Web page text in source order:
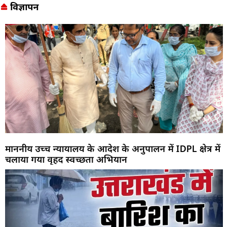
विज्ञापन
माननीय उच्च न्यायालय के आदेश के अनुपालन में IDPL क्षेत्र में
चलाया गया वृहद स्वच्छता अभियान